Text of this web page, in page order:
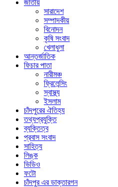
জাতীয়
সারাদেশ
সম্পাদকীয়
বিনোদন
কৃষি সংবাদ
খেলাধুলা
আন্তর্জাতিক
ফিচার পাতা
নারীমঞ্চ
ফ্রিলেন্সিং
স্বাস্থ্য
ইসলাম
চাঁদপুরের ঐতিহ্য
তথ্যপ্রযুক্তি
ব্যক্তিত্ব
প্রবাস সংবাদ
সাহিত্য
লিঙ্ক
ভিডিও
ফটো
চাঁদপুর এর ডাক্তারগন